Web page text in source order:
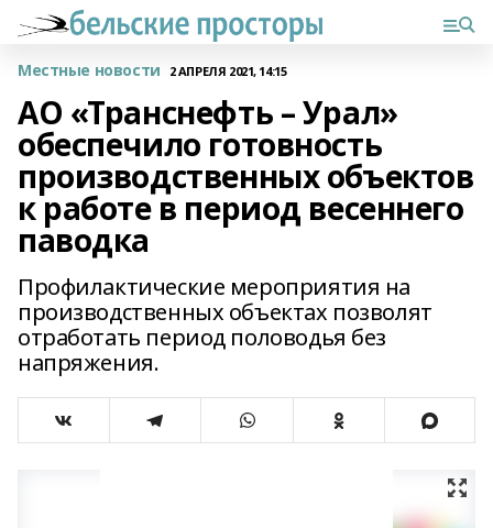
Местные новости 2 АПРЕЛЯ 2021, 14:15
АО «Транснефть – Урал»
обеспечило готовность
производственных объектов
к работе в период весеннего
паводка
Профилактические мероприятия на
производственных объектах позволят
отработать период половодья без
напряжения.